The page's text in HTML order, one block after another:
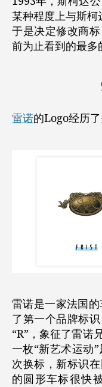
某种程度上与斯柯
于是决定修改商
前为止看到的最多
雷诺的Logo经历了
雷诺是一家法国
了第一个品牌标
“R”，象征了雷诺
一枚“新艺术运动
次换标，新标识
的圆形车标很快